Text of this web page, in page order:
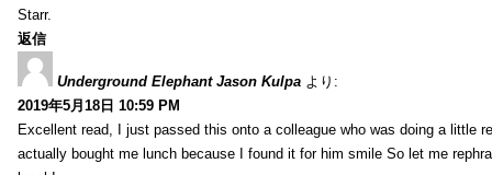
Starr.
返信
Underground Elephant Jason Kulpa より:
2019年5月18日 10:59 PM
Excellent read, I just passed this onto a colleague who was doing a little
actually bought me lunch because I found it for him smile So let me